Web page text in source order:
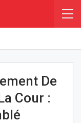
De
Cour :